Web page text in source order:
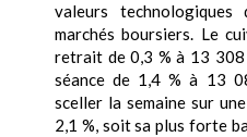
valeurs
marchés boursiers. Le
retrait de 0,3 % à 13
séance de 1,4 % à 13
sceller la semaine sur
2,1 %, soit sa plus forte